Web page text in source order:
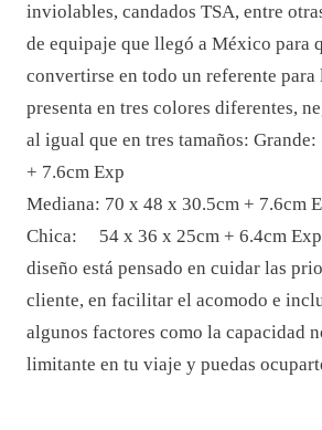
inviolables, candados TSA, entre
de equipaje que llegó a México para
convertirse en todo un referente para
presenta en tres colores diferentes,
al igual que en tres tamaños:
+ 7.6cm Exp
Mediana: 70 x 48 x 30.5cm + 7.6cm
Chica: 54 x 36 x 25cm + 6.4cm Exp
diseño está pensado en cuidar las
cliente, en facilitar el acomodo e
algunos factores como la capacidad
limitante en tu viaje y puedas